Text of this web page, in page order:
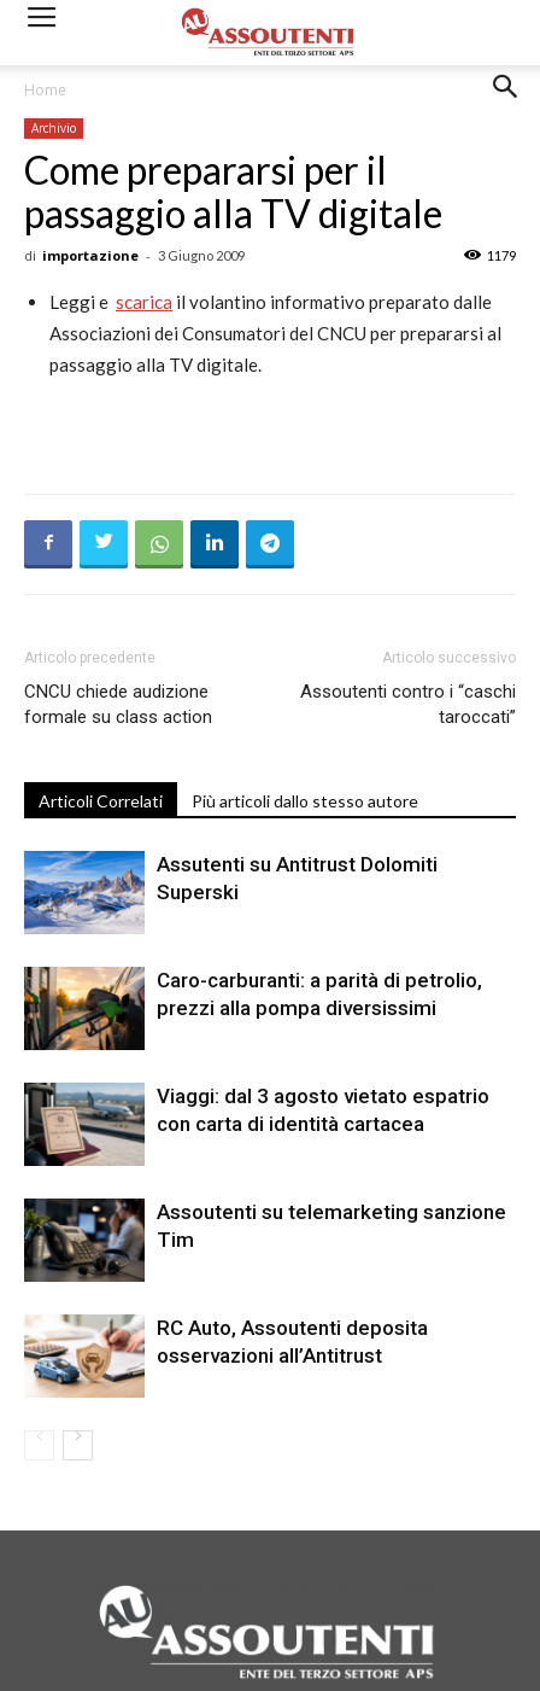
Home
Archivio
Come prepararsi per il
passaggio alla TV digitale
di importazione - 3 Giugno 2009 1179
Leggi e scarica il volantino informativo preparato dalle
Associazioni dei Consumatori del CNCU per prepararsi al
passaggio alla TV digitale.
Articolo precedente
CNCU chiede audizione
formale su class action
Articolo successivo
Assoutenti contro i “caschi
taroccati”
Articoli Correlati Più articoli dallo stesso autore
Assutenti su Antitrust Dolomiti
Superski
Caro-carburanti: a parità di petrolio,
prezzi alla pompa diversissimi
Viaggi: dal 3 agosto vietato espatrio
con carta di identità cartacea
Assoutenti su telemarketing sanzione
Tim
RC Auto, Assoutenti deposita
osservazioni all’Antitrust